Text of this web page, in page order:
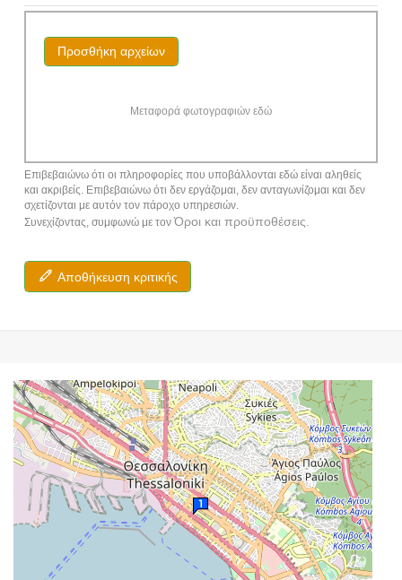
Προσθήκη αρχείων
Μεταφορά φωτογραφιών εδώ
Επιβεβαιώνω ότι οι πληροφορίες που υποβάλλονται εδώ είναι αληθείς
και ακριβείς. Επιβεβαιώνω ότι δεν εργάζομαι, δεν ανταγωνίζομαι και δεν
σχετίζονται με αυτόν τον πάροχο υπηρεσιών.
Συνεχίζοντας, συμφωνώ με τονΌροι και προϋποθέσεις.
Αποθήκευση κριτικής